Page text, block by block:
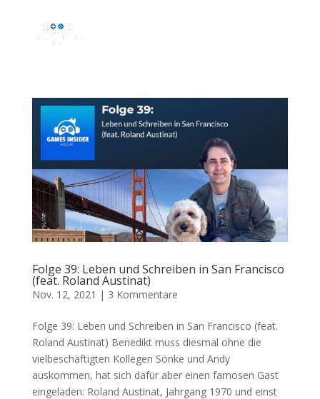
Folge 39: Leben und Schreiben in San Francisco
(feat. Roland Austinat)
Nov. 12, 2021 | 3 Kommentare
Folge 39: Leben und Schreiben in San Francisco (feat.
Roland Austinat) Benedikt muss diesmal ohne die
vielbeschäftigten Kollegen Sönke und Andy
auskommen, hat sich dafür aber einen famosen Gast
eingeladen: Roland Austinat, Jahrgang 1970 und einst